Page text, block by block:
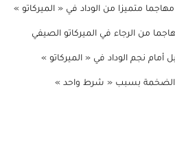
متميزا من الوداد في « الميركاتو »
من الرجاء في الميركاتو الصيفي
نجم الوداد في « الميركاتو »
الضخمة بسبب « شرط واحد »